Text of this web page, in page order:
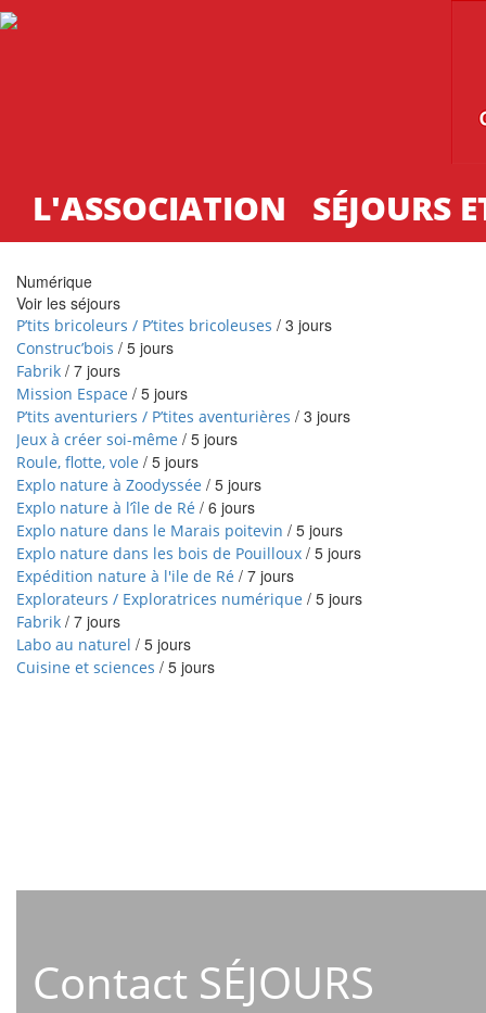
Aller au contenu principal
L'ASSOCIATION SÉJOURS
Numérique
Voir les séjours
P’tits bricoleurs / P’tites bricoleuses / 3 jours
Construc’bois / 5 jours
Fabrik / 7 jours
Mission Espace / 5 jours
P’tits aventuriers / P’tites aventurières / 3 jours
Jeux à créer soi-même / 5 jours
Roule, flotte, vole / 5 jours
Explo nature à Zoodyssée / 5 jours
Explo nature à l’île de Ré / 6 jours
Explo nature dans le Marais poitevin / 5 jours
Explo nature dans les bois de Pouilloux / 5 jours
Expédition nature à l'ile de Ré / 7 jours
Explorateurs / Exploratrices numérique / 5 jours
Fabrik / 7 jours
Labo au naturel / 5 jours
Cuisine et sciences / 5 jours
Contact SÉJOURS